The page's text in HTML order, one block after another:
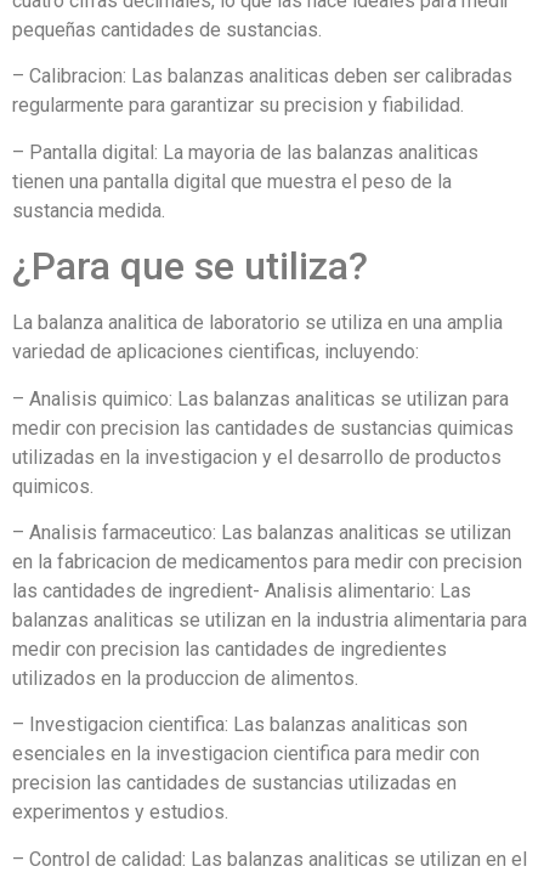
pequeñas cantidades de sustancias.
– Calibracion: Las balanzas analiticas deben ser calibradas
regularmente para garantizar su precision y fiabilidad.
– Pantalla digital: La mayoria de las balanzas analiticas
tienen una pantalla digital que muestra el peso de la
sustancia medida.
¿Para que se utiliza?
La balanza analitica de laboratorio se utiliza en una amplia
variedad de aplicaciones cientificas, incluyendo:
– Analisis quimico: Las balanzas analiticas se utilizan para
medir con precision las cantidades de sustancias quimicas
utilizadas en la investigacion y el desarrollo de productos
quimicos.
– Analisis farmaceutico: Las balanzas analiticas se utilizan
en la fabricacion de medicamentos para medir con precision
las cantidades de ingredient- Analisis alimentario: Las
balanzas analiticas se utilizan en la industria alimentaria para
medir con precision las cantidades de ingredientes
utilizados en la produccion de alimentos.
– Investigacion cientifica: Las balanzas analiticas son
esenciales en la investigacion cientifica para medir con
precision las cantidades de sustancias utilizadas en
experimentos y estudios.
– Control de calidad: Las balanzas analiticas se utilizan en el